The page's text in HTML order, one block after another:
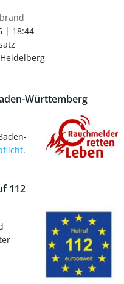
| 18:44
Württemberg
.
112